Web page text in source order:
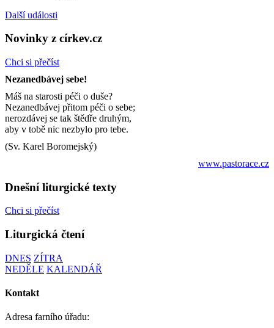
Další události
Novinky z církev.cz
Chci si přečíst
Nezanedbávej sebe!
Máš na starosti péči o duše?
Nezanedbávej přitom péči o sebe;
nerozdávej se tak štědře druhým,
aby v tobě nic nezbylo pro tebe.
(Sv. Karel Boromejský)
www.pastorace.cz
Dnešní liturgické texty
Chci si přečíst
Liturgická čtení
DNES ZÍTRA
NEDĚLE KALENDÁŘ
Kontakt
Adresa farního úřadu: